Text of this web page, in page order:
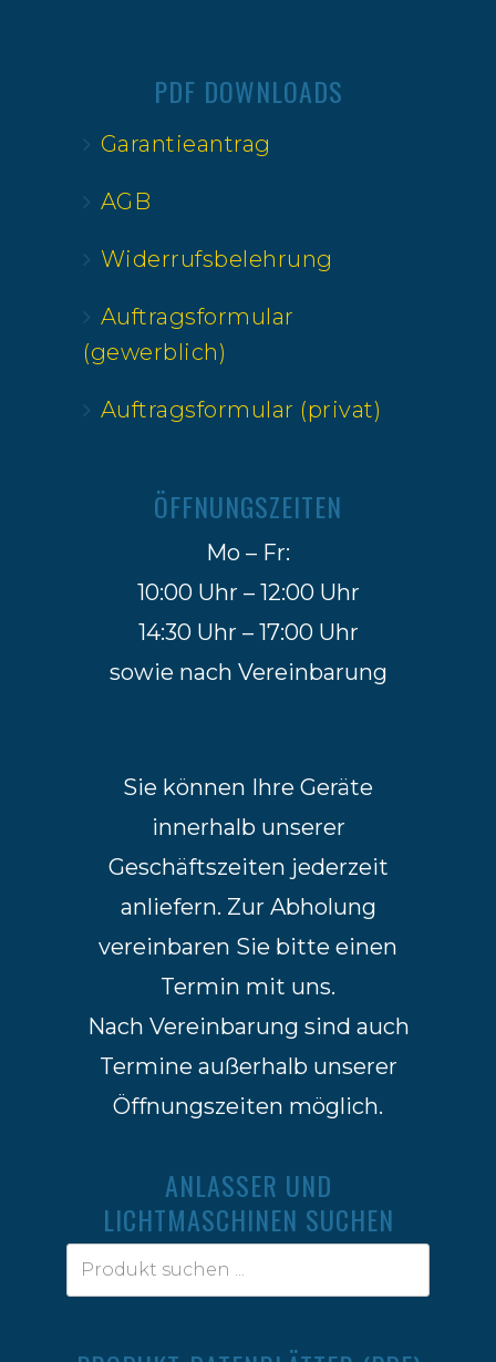
PDF DOWNLOADS
Garantieantrag
AGB
Widerrufsbelehrung
Auftragsformular
(gewerblich)
Auftragsformular (privat)
ÖFFNUNGSZEITEN
Mo – Fr:
10:00 Uhr – 12:00 Uhr
14:30 Uhr – 17:00 Uhr
sowie nach Vereinbarung
Sie können Ihre Geräte
innerhalb unserer
Geschäftszeiten jederzeit
anliefern. Zur Abholung
vereinbaren Sie bitte einen
Termin mit uns.
Nach Vereinbarung sind auch
Termine außerhalb unserer
Öffnungszeiten möglich.
ANLASSER UND
LICHTMASCHINEN SUCHEN